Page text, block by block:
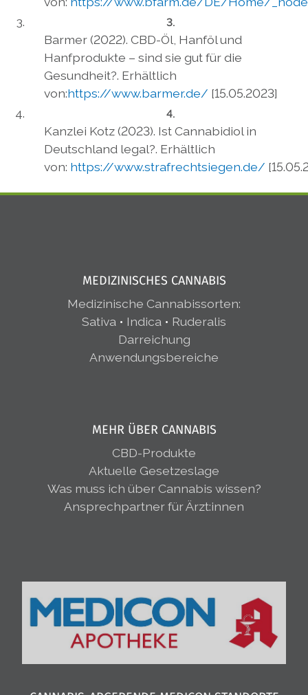
Barmer (2022). CBD-Öl, Hanföl und
Hanfprodukte – sind sie gut für die
Gesundheit?. Erhältlich
von:https://www.barmer.de/ [15.05.2023]
Kanzlei Kotz (2023). Ist Cannabidiol in
Deutschland legal?. Erhältlich
von: https://www.strafrechtsiegen.de/
MEDIZINISCHES CANNABIS
Medizinische Cannabissorten:
Sativa • Indica • Ruderalis
Darreichung
Anwendungsbereiche
MEHR ÜBER CANNABIS
CBD-Produkte
Aktuelle Gesetzeslage
Was muss ich über Cannabis wissen?
Ansprechpartner für Ärzt:innen